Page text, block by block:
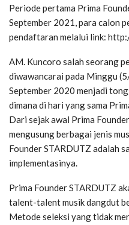
Periode pertama Prima
September 2021, para calon
pendaftaran melalui link:
AM. Kuncoro salah seorang
diwawancarai pada Minggu
September 2020 menjadi
dimana di hari yang sama
Dari sejak awal Prima
mengusung berbagai jenis
Founder STARDUTZ adalah
implementasinya.
Prima Founder STARDUTZ
talent-talent musik dangdut
Metode seleksi yang tidak